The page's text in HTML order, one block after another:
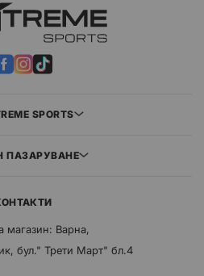
SPORTS
ПАЗАРУВАНЕ
магазин: Варна,
бул." Трети Март" бл.4